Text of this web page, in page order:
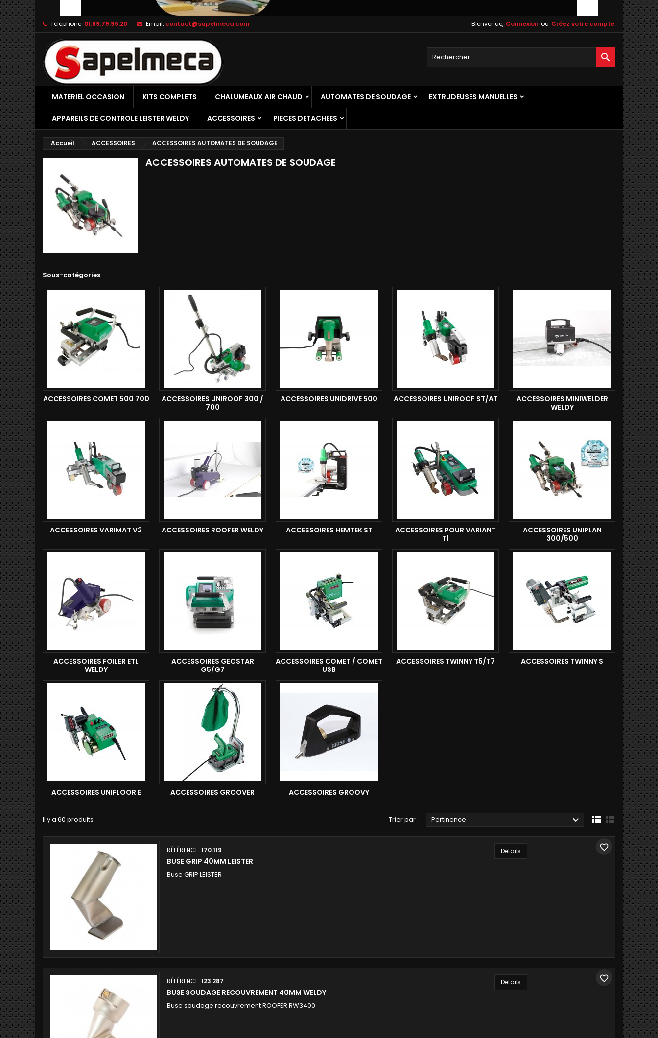
Téléphone: 01.69.79.96.20 Email: contact@sapelmeca.com Bienvenue, Connexion ou Créez votre compte

MATERIEL OCCASION KITS COMPLETS CHALUMEAUX AIR CHAUD AUTOMATES DE SOUDAGE EXTRUDEUSES MANUELLES
APPAREILS DE CONTROLE LEISTER WELDY ACCESSOIRES PIECES DETACHEES
Accueil ACCESSOIRES ACCESSOIRES AUTOMATES DE SOUDAGE
ACCESSOIRES AUTOMATES DE SOUDAGE
Sous-catégories
ACCESSOIRES COMET 500 700
ACCESSOIRES UNIROOF 300 /
700
ACCESSOIRES UNIDRIVE 500 ACCESSOIRES UNIROOF ST/AT
ACCESSOIRES MINIWELDER
WELDY
ACCESSOIRES VARIMAT V2 ACCESSOIRES ROOFER WELDY ACCESSOIRES HEMTEK ST
ACCESSOIRES POUR VARIANT
T1
ACCESSOIRES UNIPLAN
300/500
ACCESSOIRES FOILER ETL
WELDY
ACCESSOIRES GEOSTAR
G5/G7
ACCESSOIRES COMET / COMET
USB
ACCESSOIRES TWINNY T5/T7 ACCESSOIRES TWINNY S
ACCESSOIRES UNIFLOOR E ACCESSOIRES GROOVER ACCESSOIRES GROOVY
Il y a 60 produits. Trier par : Pertinence   
RÉFÉRENCE:170.119
BUSE GRIP 40MM LEISTER
Buse GRIP LEISTER
Détails favorite_border
RÉFÉRENCE:123.287
BUSE SOUDAGE RECOUVREMENT 40MM WELDY
Buse soudage recouvrement ROOFER RW3400
Détails favorite_border